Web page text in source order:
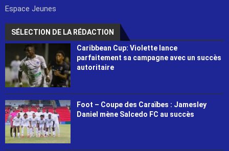
Espace Jeunes
SÉLECTION DE LA RÉDACTION
Caribbean Cup: Violette lance
parfaitement sa campagne avec un succès
autoritaire
Foot – Coupe des Caraïbes : Jamesley
Daniel mène Salcedo FC au succès